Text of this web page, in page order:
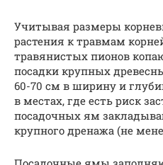
Учитывая размеры
растения к травмам
травянистых пионов
посадки крупных
60-70 см в ширину и
в местах, где есть риск
посадочных ям
крупного дренажа (не